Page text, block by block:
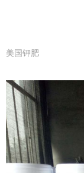
美国钾肥